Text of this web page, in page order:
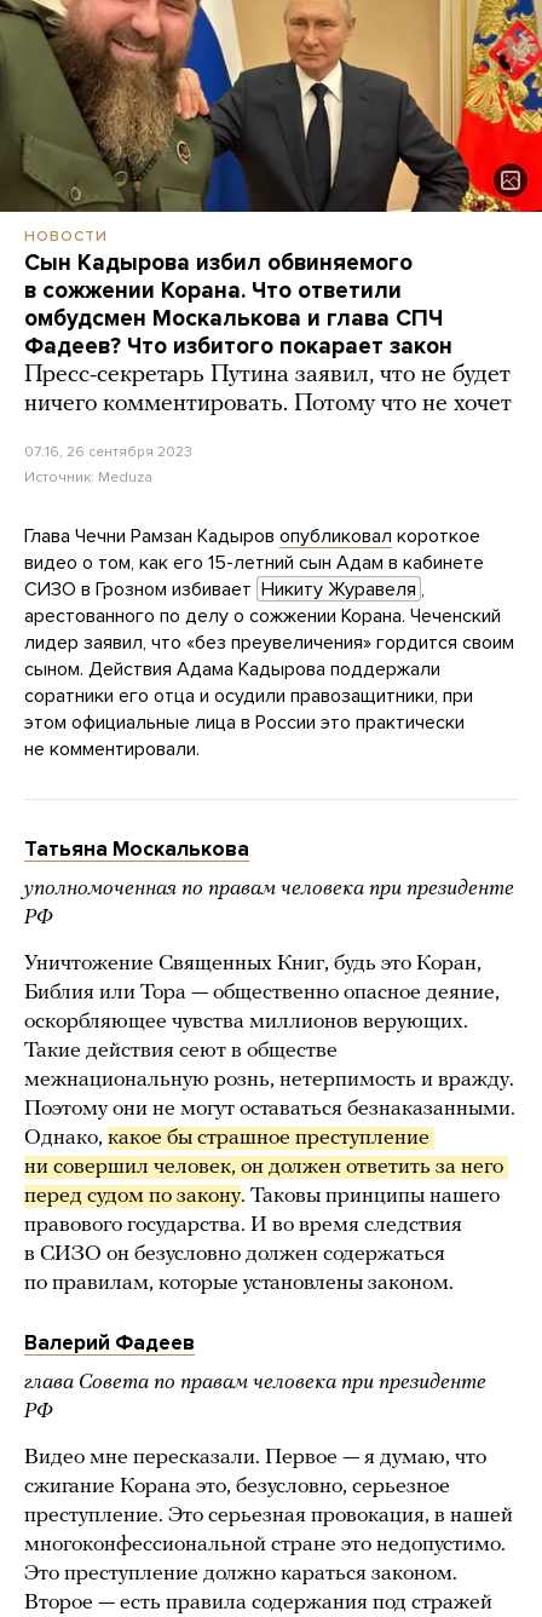
НОВОСТИ
Сын Кадырова избил обвиняемого
в сожжении Корана. Что ответили
омбудсмен Москалькова и глава СПЧ
Фадеев? Что избитого покарает закон
Пресс-секретарь Путина заявил, что не будет
ничего комментировать. Потому что не хочет
07:16, 26 сентября 2023
Источник: Meduza
Глава Чечни Рамзан Кадыров опубликовал короткое
видео о том, как его 15-летний сын Адам в кабинете
СИЗО в Грозном избивает Никиту Журавеля ,
арестованного по делу о сожжении Корана. Чеченский
лидер заявил, что «без преувеличения» гордится своим
сыном. Действия Адама Кадырова поддержали
соратники его отца и осудили правозащитники, при
этом официальные лица в России это практически
не комментировали.
Татьяна Москалькова
уполномоченная по правам человека при президенте
РФ
Уничтожение Священных Книг, будь это Коран,
Библия или Тора — общественно опасное деяние,
оскорбляющее чувства миллионов верующих.
Такие действия сеют в обществе
межнациональную рознь, нетерпимость и вражду.
Поэтому они не могут оставаться безнаказанными.
Однако, какое бы страшное преступление
ни совершил человек, он должен ответить за него
перед судом по закону. Таковы принципы нашего
правового государства. И во время следствия
в СИЗО он безусловно должен содержаться
по правилам, которые установлены законом.
Валерий Фадеев
глава Совета по правам человека при президенте
РФ
Видео мне пересказали. Первое — я думаю, что
сжигание Корана это, безусловно, серьезное
преступление. Это серьезная провокация, в нашей
многоконфессиональной стране это недопустимо.
Это преступление должно караться законом.
Второе — есть правила содержания под стражей